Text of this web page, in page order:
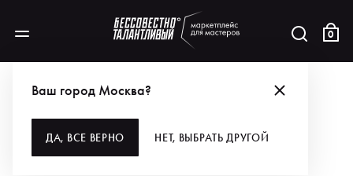
0
Ваш город Москва?
ДА, ВСЕ ВЕРНО НЕТ, ВЫБРАТЬ ДРУГОЙ
ВСЕ КАТЕГОРИИ